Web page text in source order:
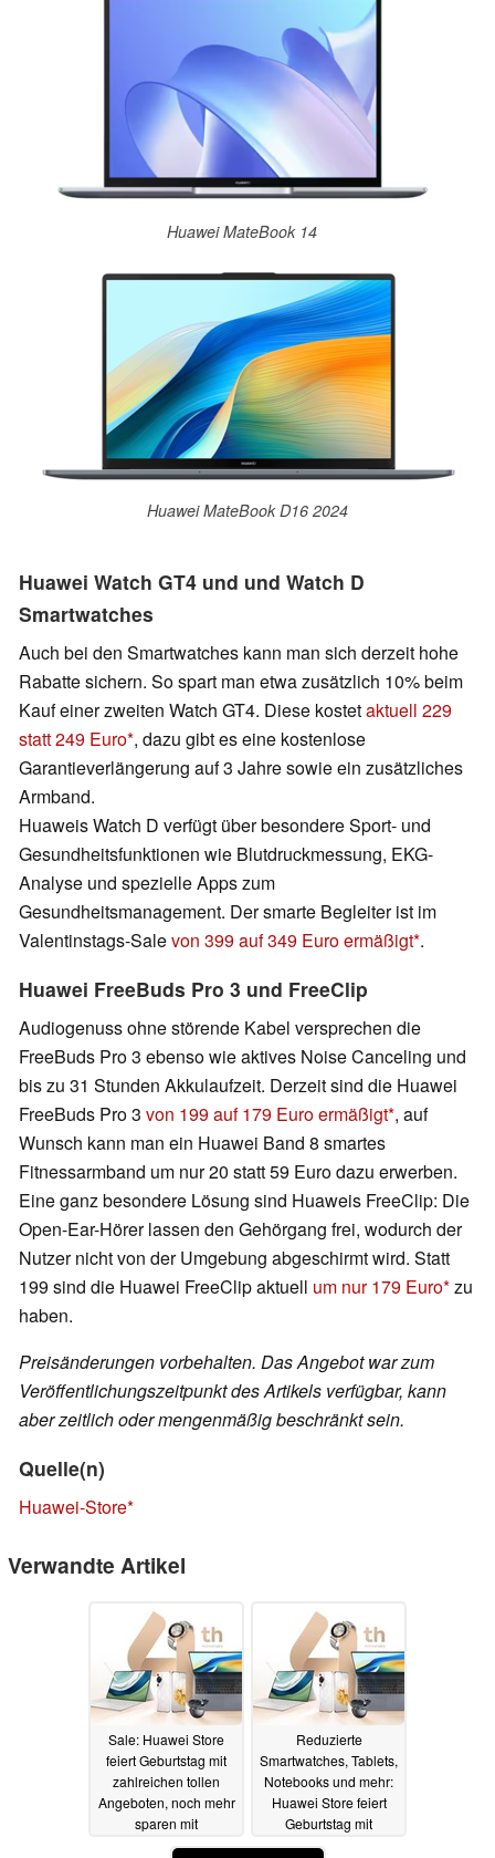
Huawei MateBook 14
Huawei MateBook D16 2024
Huawei Watch GT4 und und Watch D
Smartwatches
Auch bei den Smartwatches kann man sich derzeit hohe
Rabatte sichern. So spart man etwa zusätzlich 10% beim
Kauf einer zweiten Watch GT4. Diese kostetaktuell 229
statt 249 Euro , dazu gibt es eine kostenlose
Garantieverlängerung auf 3 Jahre sowie ein zusätzliches
Armband.
Huaweis Watch D verfügt über besondere Sport- und
Gesundheitsfunktionen wie Blutdruckmessung, EKG-
Analyse und spezielle Apps zum
Gesundheitsmanagement. Der smarte Begleiter ist im
Valentinstags-Salevon 399 auf 349 Euro ermäßigt .
Huawei FreeBuds Pro 3 und FreeClip
Audiogenuss ohne störende Kabel versprechen die
FreeBuds Pro 3 ebenso wie aktives Noise Canceling und
bis zu 31 Stunden Akkulaufzeit. Derzeit sind die Huawei
FreeBuds Pro 3 von 199 auf 179 Euro ermäßigt , auf
Wunsch kann man ein Huawei Band 8 smartes
Fitnessarmband um nur 20 statt 59 Euro dazu erwerben.
Eine ganz besondere Lösung sind Huaweis FreeClip: Die
Open-Ear-Hörer lassen den Gehörgang frei, wodurch der
Nutzer nicht von der Umgebung abgeschirmt wird. Statt
199 sind die Huawei FreeClip aktuell um nur 179 Euro zu
haben.
Preisänderungen vorbehalten. Das Angebot war zum
Veröffentlichungszeitpunkt des Artikels verfügbar, kann
aber zeitlich oder mengenmäßig beschränkt sein.
Quelle(n)
Huawei-Store
Verwandte Artikel
Sale: Huawei Store
feiert Geburtstag mit
zahlreichen tollen
Angeboten, noch mehr
sparen mit
Gutscheincodes (Ad)
Reduzierte
Smartwatches, Tablets,
Notebooks und mehr:
Huawei Store feiert
Geburtstag mit
zahlreichen Angeboten